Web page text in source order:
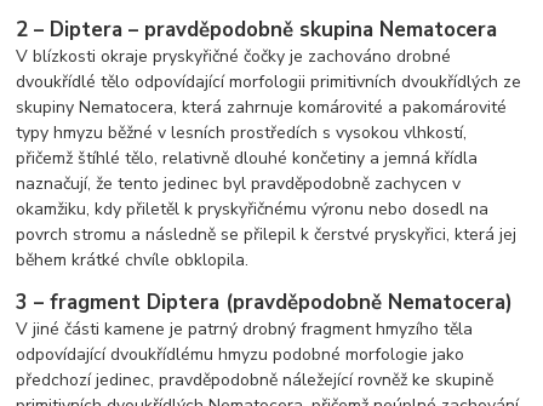
2 – Diptera – pravděpodobně skupina Nematocera
V blízkosti okraje pryskyřičné čočky je zachováno drobné
dvoukřídlé tělo odpovídající morfologii primitivních dvoukřídlých ze
skupiny Nematocera, která zahrnuje komárovité a pakomárovité
typy hmyzu běžné v lesních prostředích s vysokou vlhkostí,
přičemž štíhlé tělo, relativně dlouhé končetiny a jemná křídla
naznačují, že tento jedinec byl pravděpodobně zachycen v
okamžiku, kdy přiletěl k pryskyřičnému výronu nebo dosedl na
povrch stromu a následně se přilepil k čerstvé pryskyřici, která jej
během krátké chvíle obklopila.
3 – fragment Diptera (pravděpodobně Nematocera)
V jiné části kamene je patrný drobný fragment hmyzího těla
odpovídající dvoukřídlému hmyzu podobné morfologie jako
předchozí jedinec, pravděpodobně náležející rovněž ke skupině